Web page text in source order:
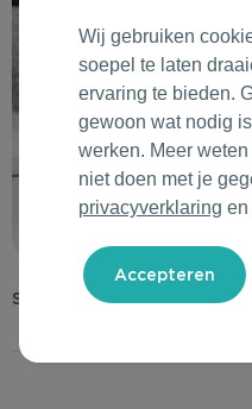
Outdoor & Vrije tijd
Technologie & Gadgets
Home & Living
Duurzame Bestsellers
Daarom Duurzaam
Groene Lente Dagen
Oranjefeest
Vakantie & Zomer
Back to Routine
Herfstmomenten
Rituals
Roll'Eat
Samsonite
Stanley/Stella
Tony's Chocolonely
Wij gebruiken
soepel te laten
ervaring te bieden.
gewoon wat nodig
werken. Meer
niet doen met je
privacyverklaring en